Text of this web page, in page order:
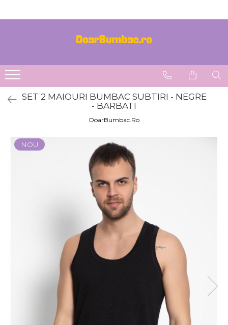
SET 5 Prosoape 100% Bumbac
SET 2 MAIOURI BUMBAC SUBTIRI - NEGRE
- BARBATI
DoarBumbac.Ro
NOU